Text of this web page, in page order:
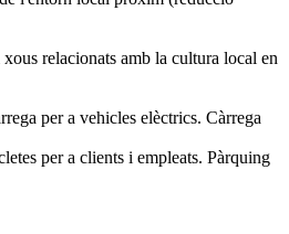
Càrrega
Pàrquing